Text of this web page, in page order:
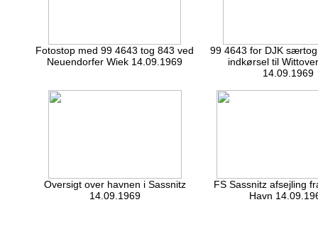
Fotostop med 99 4643 tog 843 ved
Neuendorfer Wiek 14.09.1969
99 4643 for DJK
indkørsel til
14.09.1969
Oversigt over havnen i Sassnitz
14.09.1969
FS Sassnitz afsejling
Havn